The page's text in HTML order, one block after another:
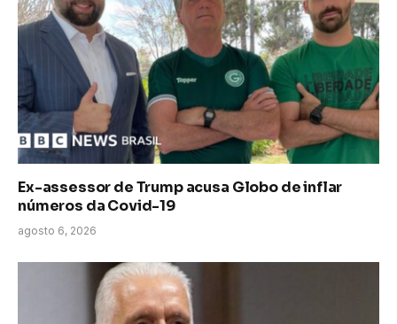
Ex-assessor de Trump acusa Globo de inflar
números da Covid-19
agosto 6, 2026